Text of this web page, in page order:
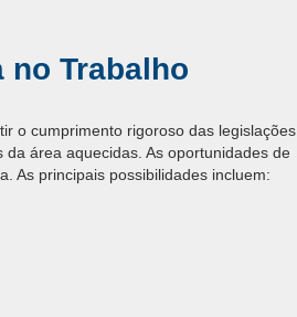
no Trabalho
o cumprimento rigoroso das legislações
área aquecidas. As oportunidades de
As principais possibilidades incluem: